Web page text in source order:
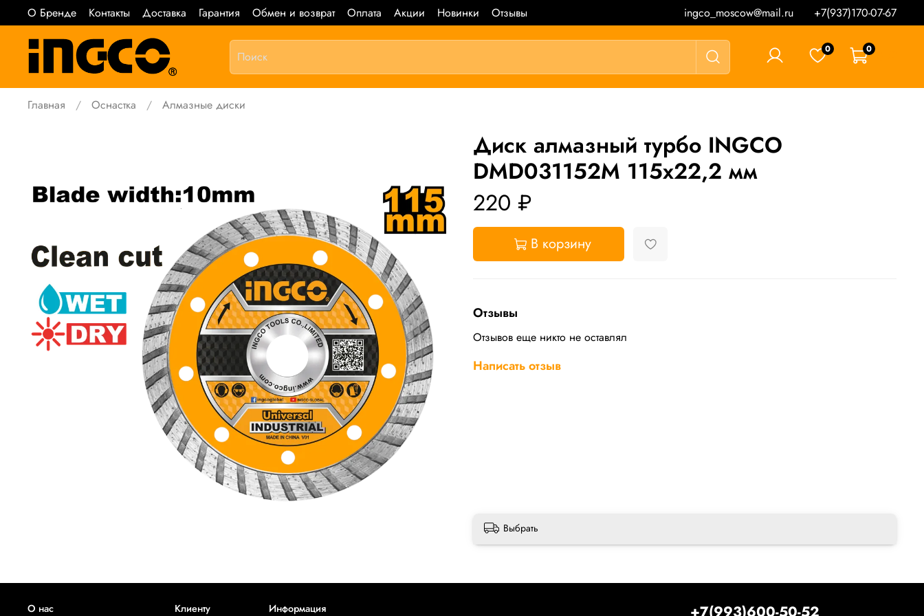
О Бренде Контакты Доставка Гарантия Обмен и возврат Оплата Акции Новинки Отзывы ingco_moscow@mail.ru +7(937)170-07-67
0 0
Главная Оснастка Алмазные диски
Диск алмазный турбо INGCO
DMD031152M 115х22,2 мм
220 ₽
В корзину
Отзывы
Отзывов еще никто не оставлял
Написать отзыв
Выбрать
О нас Клиенту Информация